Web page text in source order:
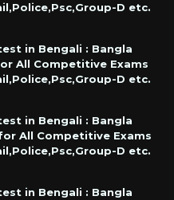
D etc.
in Bengali : Bangla
All Competitive Exams
D etc.
in Bengali : Bangla
All Competitive Exams
D etc.
in Bengali : Bangla